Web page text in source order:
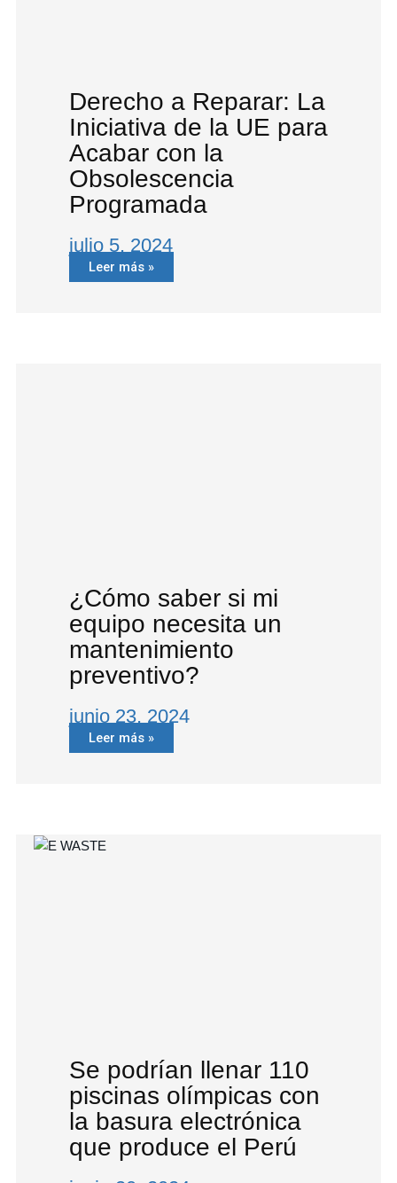
Derecho a Reparar: La
Iniciativa de la UE para
Acabar con la
Obsolescencia
Programada
julio 5, 2024
Leer más »
¿Cómo saber si mi
equipo necesita un
mantenimiento
preventivo?
junio 23, 2024
Leer más »
Se podrían llenar 110
piscinas olímpicas con
la basura electrónica
que produce el Perú